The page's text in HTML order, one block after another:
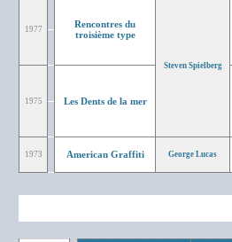
1977
Rencontres du
troisième type
Steven Spielberg
1975 Les Dents de la mer
1973 American Graffiti George Lucas